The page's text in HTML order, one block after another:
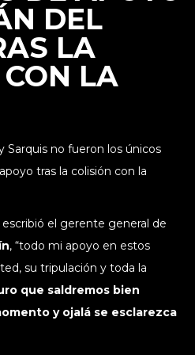
DEL
LA
LA
Sarquis no fueron los únicos
tras la colisión con la
el gerente general de
, “todo mi apoyo en estos
su tripulación y toda la
que saldremos bien
y ojalá se esclarezca